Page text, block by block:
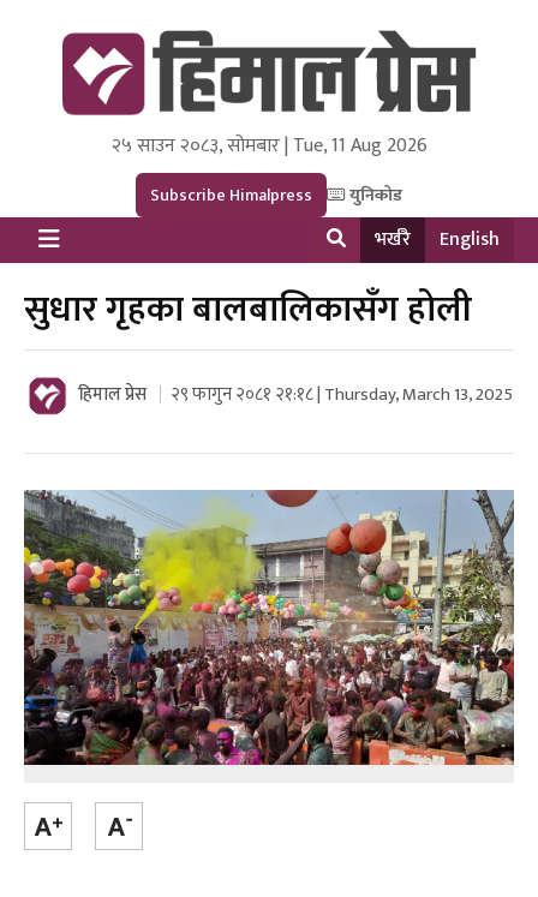
Himal Press
Dot NewsyNepal Media and Research Pvt Ltd.
२५ साउन २०८३, सोमबार | Tue, 11 Aug 2026
Subscribe Himalpress युनिकोड
भर्खरै English
सुधार गृहका बालबालिकासँग होली
हिमाल प्रेस २९ फागुन २०८१ २१:१८ | Thursday, March 13, 2025